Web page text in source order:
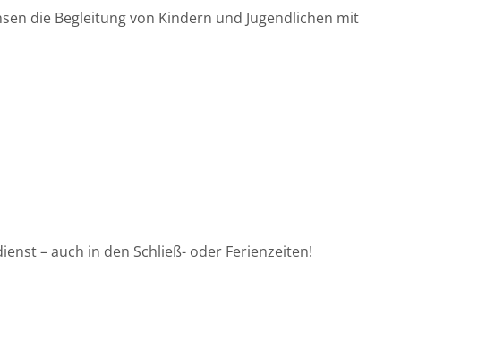
die Begleitung von Kindern und Jugendlichen mit
– auch in den Schließ- oder Ferienzeiten!